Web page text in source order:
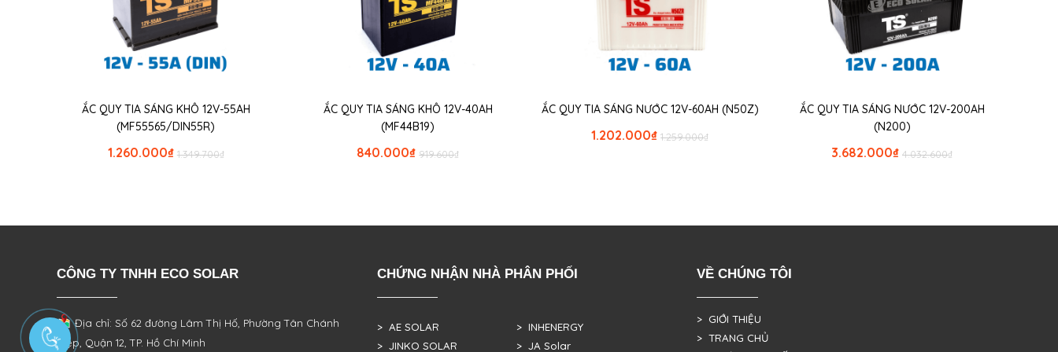
ẮC QUY TIA SÁNG KHÔ 12V-55AH
(MF55565/DIN55R)
₫
1.349.700
₫
1.260.000
ẮC QUY TIA SÁNG KHÔ 12V-40AH
(MF44B19)
₫
919.600
₫
840.000
ẮC QUY TIA SÁNG NƯỚC 12V-60AH (N50Z)
₫
1.259.000
₫
1.202.000
ẮC QUY TIA SÁNG NƯỚC 12V-200AH
(N200)
₫
4.032.600
₫
3.682.000
CÔNG TY TNHH ECO SOLAR
Địa chỉ: Số 62 đường Lâm Thị Hố, PhườngTân Chánh
Hiệp, Quận 12, TP. Hồ Chí Minh
CHỨNG NHẬN NHÀ PHÂN PHỐI
> AE SOLAR
> JINKO SOLAR
> INHENERGY
> JA Solar
VỀ CHÚNG TÔI
> GIỚI THIỆU
> TRANG CHỦ